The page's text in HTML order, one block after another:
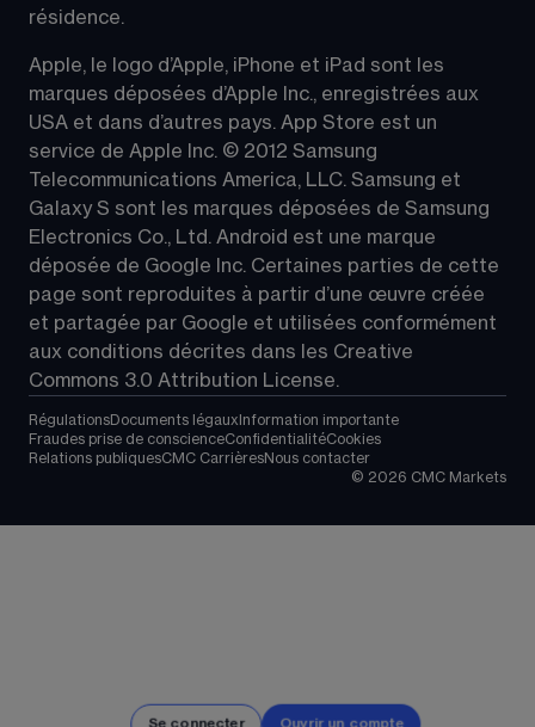
Se connecter Ouvrir un compte
résidence.
Apple, le logo d’Apple, iPhone et iPad sont les
marques déposées d’Apple Inc., enregistrées aux
USA et dans d’autres pays. App Store est un
service de Apple Inc. © 2012 Samsung
Telecommunications America, LLC. Samsung et
Galaxy S sont les marques déposées de Samsung
Electronics Co., Ltd. Android est une marque
déposée de Google Inc. Certaines parties de cette
page sont reproduites à partir d’une œuvre créée
et partagée par Google et utilisées conformément
aux conditions décrites dans les Creative
Commons 3.0 Attribution License.
RégulationsDocuments légaux Information importante
Fraudes prise de conscienceConfidentialitéCookies
Relations publiquesCMC CarrièresNous contacter
© 2026 CMC Markets